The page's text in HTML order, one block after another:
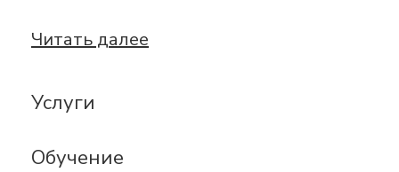
Услуги
Обучение
Читать далее